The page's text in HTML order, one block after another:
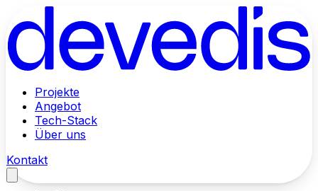
Projekte
Angebot
Tech-Stack
Über uns
Kontakt